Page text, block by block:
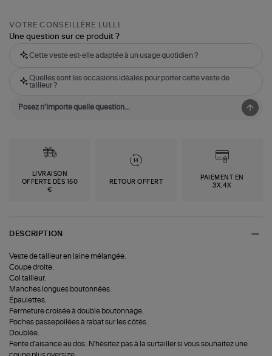
VOTRE CONSEILLÈRE LULLI
Une question sur ce produit ?
Cette veste est-elle adaptée à un usage quotidien ?
Quelles sont les occasions idéales pour porter cette veste de
tailleur ?
LIVRAISON
OFFERTE DÈS 150
€
RETOUR OFFERT
PAIEMENT EN
3X,4X
DESCRIPTION
Veste de tailleur en laine mélangée.
Coupe droite.
Col tailleur.
Manches longues boutonnées.
Épaulettes.
Fermeture croisée à double boutonnage.
Poches passepoilées à rabat sur les côtés.
Doublée.
Fente d'aisance au dos.. N'hésitez pas à la surtailler si vous souhaitez une